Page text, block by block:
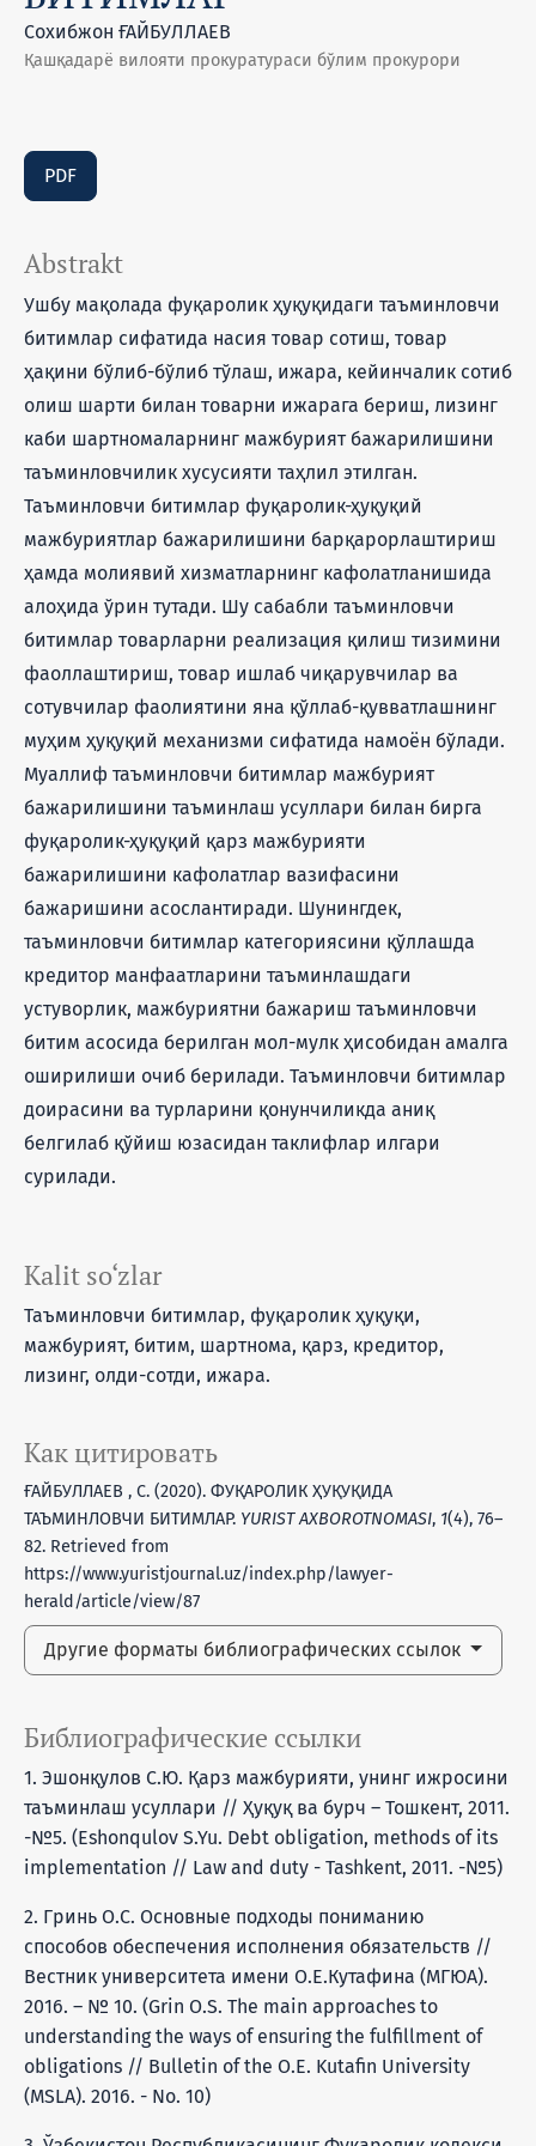
Сохибжон ҒАЙБУЛЛАЕВ
Қашқадарё вилояти прокуратураси бўлим прокурори
PDF
Kalit so‘zlar
Таъминловчи битимлар, фуқаролик ҳуқуқи,
мажбурият, битим, шартнома, қарз, кредитор,
лизинг, олди-сотди, ижара.
Как цитировать
ҒАЙБУЛЛАЕВ , С. (2020). ФУҚАРОЛИК ҲУҚУҚИДА
ТАЪМИНЛОВЧИ БИТИМЛАР. YURIST AXBOROTNOMASI, 1(4), 76–
82. Retrieved from
https://www.yuristjournal.uz/index.php/lawyer-
herald/article/view/87
Другие форматы библиографических ссылок
Abstrakt
Ушбу мақолада фуқаролик ҳуқуқидаги таъминловчи
битимлар сифатида насия товар сотиш, товар
ҳақини бўлиб-бўлиб тўлаш, ижара, кейинчалик сотиб
олиш шарти билан товарни ижарага бериш, лизинг
каби шартномаларнинг мажбурият бажарилишини
таъминловчилик хусусияти таҳлил этилган.
Таъминловчи битимлар фуқаролик-ҳуқуқий
мажбуриятлар бажарилишини барқарорлаштириш
ҳамда молиявий хизматларнинг кафолатланишида
алоҳида ўрин тутади. Шу сабабли таъминловчи
битимлар товарларни реализация қилиш тизимини
фаоллаштириш, товар ишлаб чиқарувчилар ва
сотувчилар фаолиятини яна қўллаб-қувватлашнинг
муҳим ҳуқуқий механизми сифатида намоён бўлади.
Муаллиф таъминловчи битимлар мажбурият
бажарилишини таъминлаш усуллари билан бирга
фуқаролик-ҳуқуқий қарз мажбурияти
бажарилишини кафолатлар вазифасини
бажаришини асослантиради. Шунингдек,
таъминловчи битимлар категориясини қўллашда
кредитор манфаатларини таъминлашдаги
устуворлик, мажбуриятни бажариш таъминловчи
битим асосида берилган мол-мулк ҳисобидан амалга
оширилиши очиб берилади. Таъминловчи битимлар
доирасини ва турларини қонунчиликда аниқ
белгилаб қўйиш юзасидан таклифлар илгари
сурилади.
Библиографические ссылки
1. Эшонқулов С.Ю. Қарз мажбурияти, унинг ижросини
таъминлаш усуллари // Ҳуқуқ ва бурч – Тошкент, 2011.
-№5. (Eshonqulov S.Yu. Debt obligation, methods of its
implementation // Law and duty - Tashkent, 2011. -№5)
2. Гринь О.С. Основные подходы пониманию
способов обеспечения исполнения обязательств //
Вестник университета имени О.Е.Кутафина (МГЮА).
2016. – № 10. (Grin O.S. The main approaches to
understanding the ways of ensuring the fulfillment of
obligations // Bulletin of the O.E. Kutafin University
(MSLA). 2016. - No. 10)